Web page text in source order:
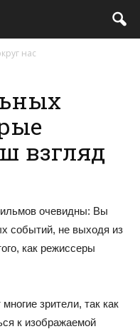
нас
взгляд
очевидны: Вы
событий, не выходя из
как режиссеры
зрители, так как
к изображаемой